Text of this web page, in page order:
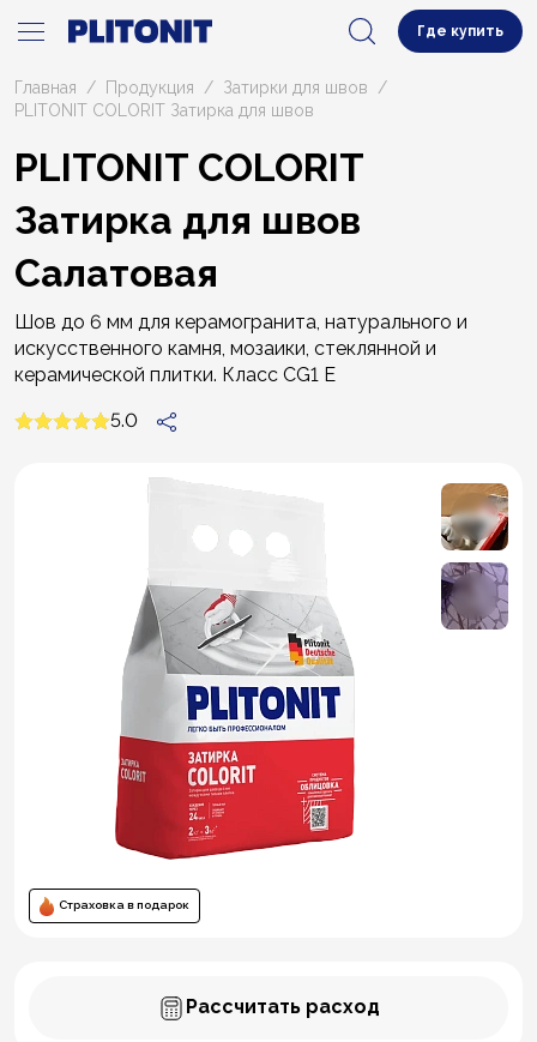
Где купить
Главная Продукция
Затирки для швов
PLITONIT COLORIT Затирка для швов
PLITONIT COLORIT
Затирка для швов
Салатовая
Шов до 6 мм для керамогранита, натурального и
искусственного камня, мозаики, стеклянной и
керамической плитки. Класс CG1 E
5.0
Страховка в подарок
Рассчитать расход